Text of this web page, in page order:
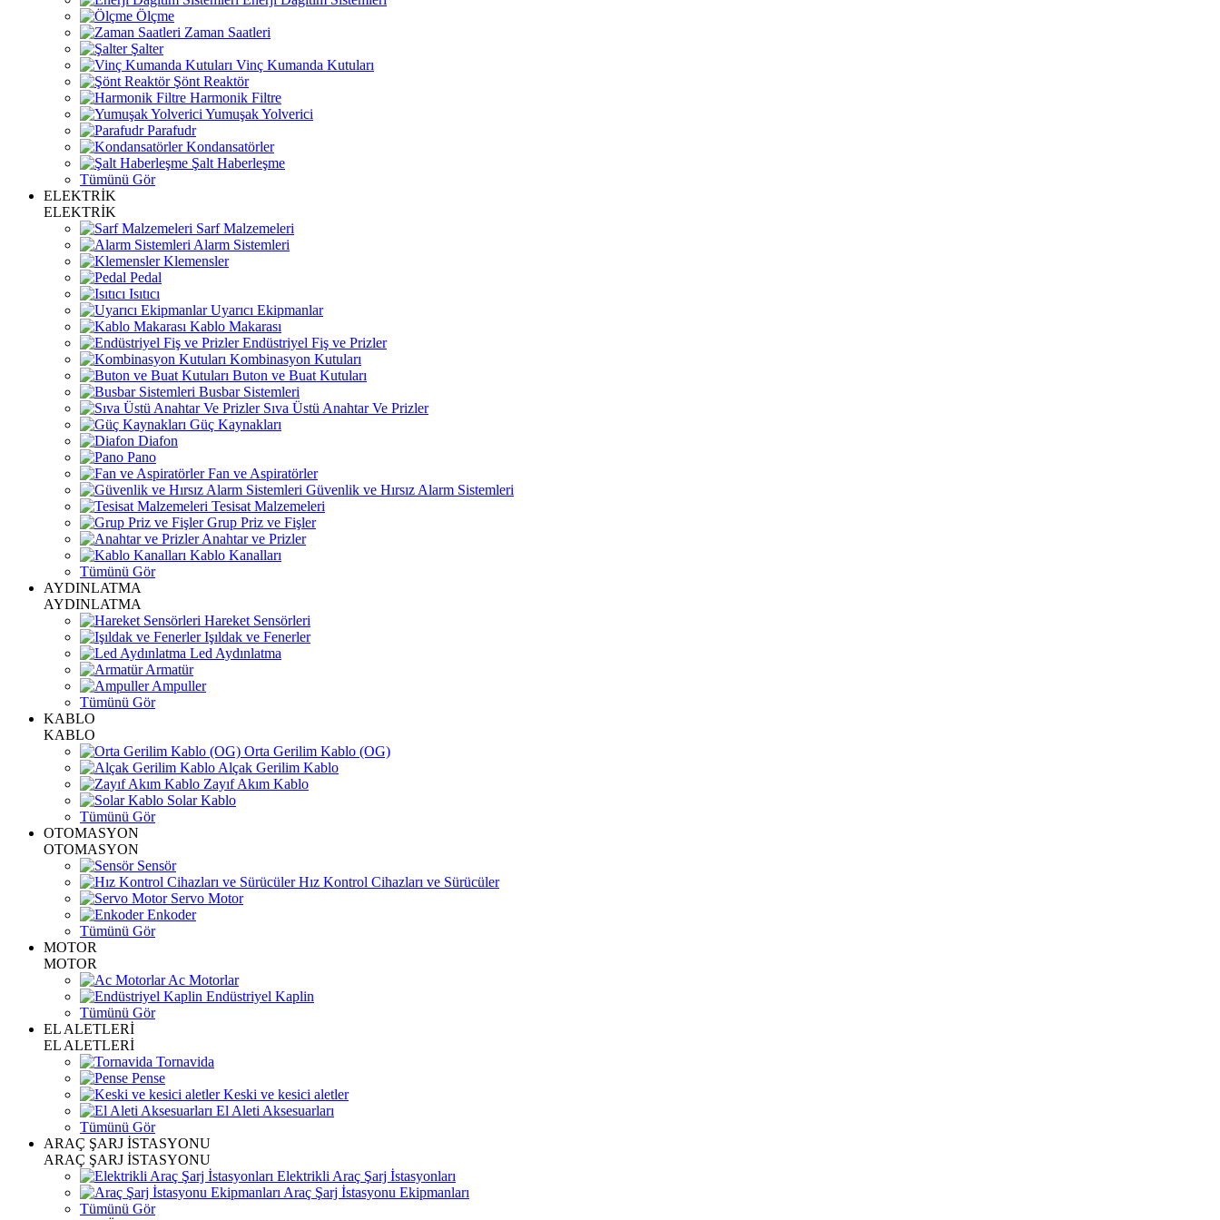
Ölçme
Zaman Saatleri
Şalter
Vinç Kumanda Kutuları
Şönt Reaktör
Harmonik Filtre
Yumuşak Yolverici
Parafudr
Kondansatörler
Şalt Haberleşme
Tümünü Gör
ELEKTRİK
ELEKTRİK
Sarf Malzemeleri
Alarm Sistemleri
Klemensler
Pedal
Isıtıcı
Uyarıcı Ekipmanlar
Kablo Makarası
Endüstriyel Fiş ve Prizler
Kombinasyon Kutuları
Buton ve Buat Kutuları
Busbar Sistemleri
Sıva Üstü Anahtar Ve Prizler
Güç Kaynakları
Diafon
Pano
Fan ve Aspiratörler
Güvenlik ve Hırsız Alarm Sistemleri
Tesisat Malzemeleri
Grup Priz ve Fişler
Anahtar ve Prizler
Kablo Kanalları
Tümünü Gör
AYDINLATMA
AYDINLATMA
Hareket Sensörleri
Işıldak ve Fenerler
Led Aydınlatma
Armatür
Ampuller
Tümünü Gör
KABLO
KABLO
Orta Gerilim Kablo (OG)
Alçak Gerilim Kablo
Zayıf Akım Kablo
Solar Kablo
Tümünü Gör
OTOMASYON
OTOMASYON
Sensör
Hız Kontrol Cihazları ve Sürücüler
Servo Motor
Enkoder
Tümünü Gör
MOTOR
MOTOR
Ac Motorlar
Endüstriyel Kaplin
Tümünü Gör
EL ALETLERİ
EL ALETLERİ
Tornavida
Pense
Keski ve kesici aletler
El Aleti Aksesuarları
Tümünü Gör
ARAÇ ŞARJ İSTASYONU
ARAÇ ŞARJ İSTASYONU
Elektrikli Araç Şarj İstasyonları
Araç Şarj İstasyonu Ekipmanları
Tümünü Gör